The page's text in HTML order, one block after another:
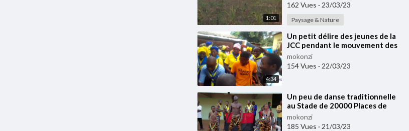
1:01
162 Vues · 23/03/23
Paysage & Nature
4:34
⁣Un petit délire des jeunes de la
JCC pendant le mouvement des
eglises apostoliques ⁣à Bangui
mokonzi
154 Vues · 22/03/23
⁣Un peu de danse traditionnelle
au Stade de 20000 Places de
Bangui (Dec 2022)
mokonzi
185 Vues · 21/03/23